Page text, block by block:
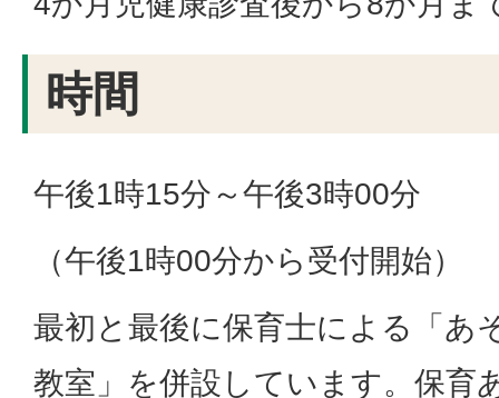
時間
午後1時15分～午後3時00分
（午後1時00分から受付開始）
最初と最後に保育士による「あ
教室」を併設しています。保育